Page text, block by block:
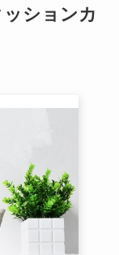
ションカ